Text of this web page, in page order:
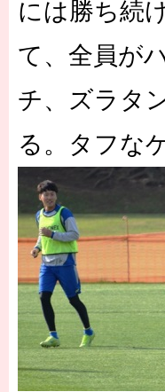
には勝ち続
て、全員が
チ、ズラタ
る。タフな